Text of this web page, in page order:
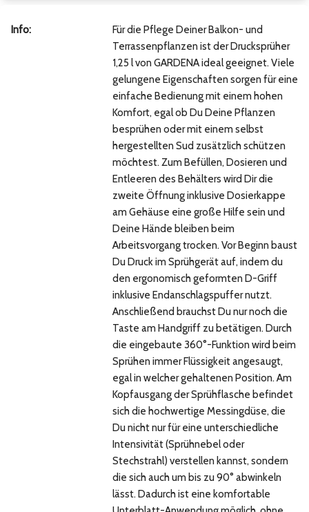
Info:
Für die Pflege Deiner Balkon- und
Terrassenpflanzen ist der Drucksprüher
1,25 l von GARDENA ideal geeignet. Viele
gelungene Eigenschaften sorgen für eine
einfache Bedienung mit einem hohen
Komfort, egal ob Du Deine Pflanzen
besprühen oder mit einem selbst
hergestellten Sud zusätzlich schützen
möchtest. Zum Befüllen, Dosieren und
Entleeren des Behälters wird Dir die
zweite Öffnung inklusive Dosierkappe
am Gehäuse eine große Hilfe sein und
Deine Hände bleiben beim
Arbeitsvorgang trocken. Vor Beginn baust
Du Druck im Sprühgerät auf, indem du
den ergonomisch geformten D-Griff
inklusive Endanschlagspuffer nutzt.
Anschließend brauchst Du nur noch die
Taste am Handgriff zu betätigen. Durch
die eingebaute 360°-Funktion wird beim
Sprühen immer Flüssigkeit angesaugt,
egal in welcher gehaltenen Position. Am
Kopfausgang der Sprühflasche befindet
sich die hochwertige Messingdüse, die
Du nicht nur für eine unterschiedliche
Intensivität (Sprühnebel oder
Stechstrahl) verstellen kannst, sondern
die sich auch um bis zu 90° abwinkeln
lässt. Dadurch ist eine komfortable